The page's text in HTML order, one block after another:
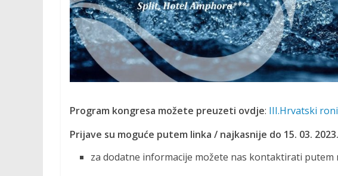
A
Program kongresa možete preuzeti ovdje: III.Hrvatski
Prijave su moguće putem linka / najkasnije do 15. 03. 2023.
za dodatne informacije možete nas kontaktirati putem